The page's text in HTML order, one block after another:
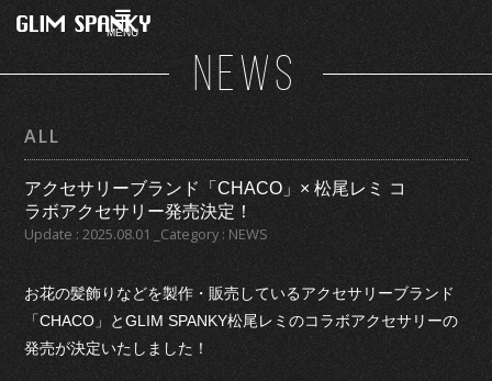
MENU
NEWS
ALL
アクセサリーブランド「CHACO」× 松尾レミ コ
ラボアクセサリー発売決定！
Update : 2025.08.01 _Category : NEWS
お花の髪飾りなどを製作・販売しているアクセサリーブランド
「CHACO」とGLIM SPANKY松尾レミのコラボアクセサリーの
発売が決定いたしました！